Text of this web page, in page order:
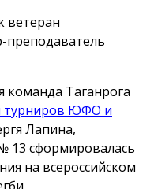
ветеран
преподаватель
Таганрога
турниров ЮФО и
Лапина,
сформировалась
на всероссийском